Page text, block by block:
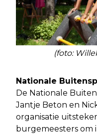
(foto:
Nationale
De Nationale
Jantje Beton en
organisatie
burgemeesters om